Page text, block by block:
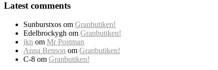
Latest comments
Sunburstxos om Granbutiken!
Edelbrockygh om Granbutiken!
jkn om Mr Postman
Anna Benson om Granbutiken!
C-8 om Granbutiken!